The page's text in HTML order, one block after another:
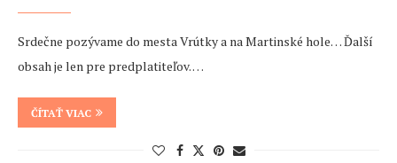
Srdečne pozývame do mesta Vrútky a na Martinské hole… Ďalší
obsah je len pre predplatiteľov. …
ČÍTAŤ VIAC